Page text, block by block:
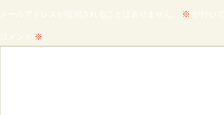
メールアドレスが公開されることはありません。 ※ が付い
コメント ※